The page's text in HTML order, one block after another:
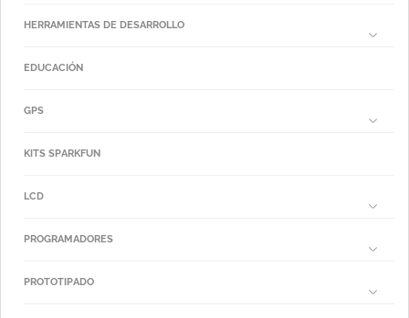
HERRAMIENTAS DE DESARROLLO
EDUCACIÓN
GPS
KITS SPARKFUN
LCD
PROGRAMADORES
PROTOTIPADO